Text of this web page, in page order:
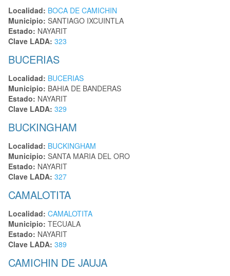
Localidad: BOCA DE CAMICHIN
Municipio: SANTIAGO IXCUINTLA
Estado: NAYARIT
Clave LADA: 323
BUCERIAS
Localidad: BUCERIAS
Municipio: BAHIA DE BANDERAS
Estado: NAYARIT
Clave LADA: 329
BUCKINGHAM
Localidad: BUCKINGHAM
Municipio: SANTA MARIA DEL ORO
Estado: NAYARIT
Clave LADA: 327
CAMALOTITA
Localidad: CAMALOTITA
Municipio: TECUALA
Estado: NAYARIT
Clave LADA: 389
CAMICHIN DE JAUJA